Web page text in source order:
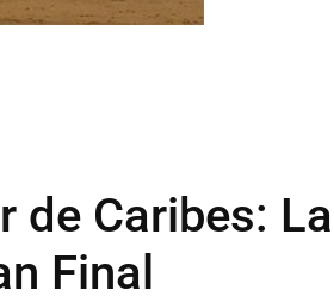
de Caribes:
Final